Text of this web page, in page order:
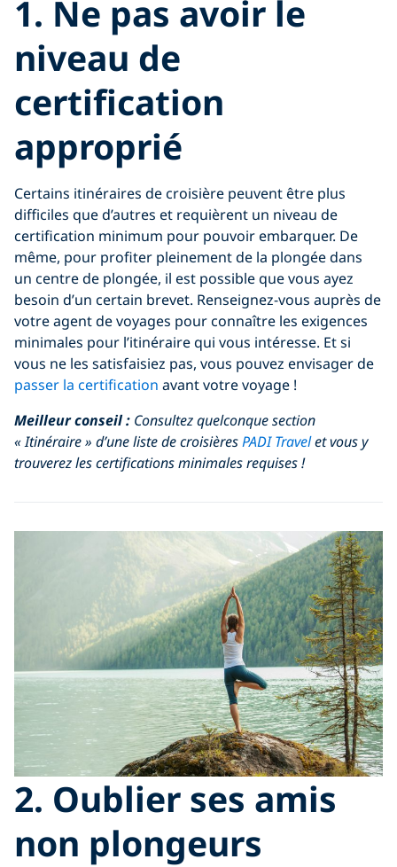
1. Ne pas avoir le
niveau de
certification
approprié
Certains itinéraires de croisière peuvent être plus
difficiles que d’autres et requièrent un niveau de
certification minimum pour pouvoir embarquer. De
même, pour profiter pleinement de la plongée dans
un centre de plongée, il est possible que vous ayez
besoin d’un certain brevet. Renseignez-vous auprès de
votre agent de voyages pour connaître les exigences
minimales pour l’itinéraire qui vous intéresse. Et si
vous ne les satisfaisiez pas, vous pouvez envisager de
passer la certification avant votre voyage !
Meilleur conseil : Consultez quelconque section
« Itinéraire » d’une liste de croisièresPADI Travelet vous y
trouverez les certifications minimales requises !
2. Oublier ses amis
non plongeurs